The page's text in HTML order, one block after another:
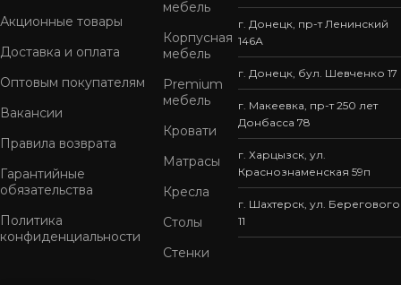
Акционные товары
Доставка и оплата
Оптовым покупателям
Вакансии
Правила возврата
Гарантийные
обязательства
Политика
конфиденциальности
мебель
Корпусная
мебель
Premium
мебель
Кровати
Матрасы
Кресла
Столы
Стенки
г. Донецк, пр-т Ленинский
146А
г. Донецк, бул. Шевченко 17
г. Макеевка, пр-т 250 лет
Донбасса 78
г. Харцызск, ул.
Краснознаменская 59п
г. Шахтерск, ул. Берегового
11